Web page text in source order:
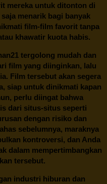
mereka untuk ditonton di
menarik bagi banyak
film-film favorit tanpa
khawatir kuota habis.
tergolong mudah dan
film yang diinginkan, lalu
Film tersebut akan segera
siap untuk dinikmati kapan
perlu diingat bahwa
dari situs-situs seperti
dengan risiko dan
sebelumnya, maraknya
kontroversi, dan Anda
dalam mempertimbangkan
tersebut.
industri hiburan dan